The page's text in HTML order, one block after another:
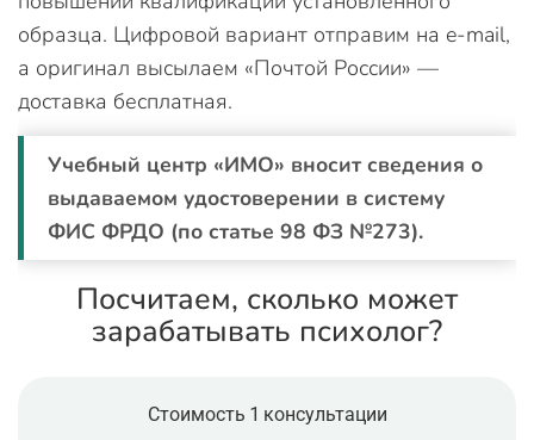
образца. Цифровой вариант отправим на e-mail,
а оригинал высылаем «Почтой России» —
доставка бесплатная.
Учебный центр «ИМО» вносит сведения о
выдаваемом удостоверении в систему
ФИС ФРДО (по статье 98 ФЗ №273).
Посчитаем, сколько может
зарабатывать психолог?
Стоимость 1 консультации